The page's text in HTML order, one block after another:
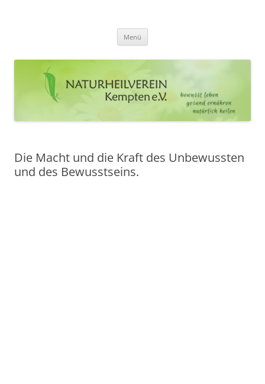
Menü
Die Macht und die Kraft des Unbewussten
und des Bewusstseins.